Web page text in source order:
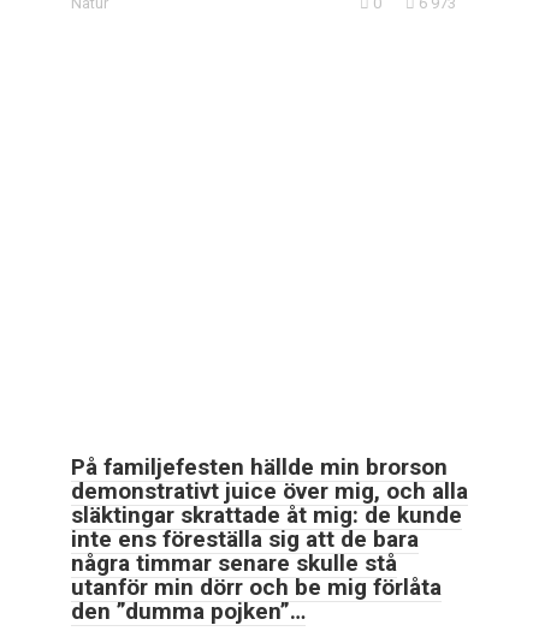
På familjefesten hällde min brorson
demonstrativt juice över mig, och alla
släktingar skrattade åt mig: de kunde
inte ens föreställa sig att de bara
några timmar senare skulle stå
utanför min dörr och be mig förlåta
den ”dumma pojken”…